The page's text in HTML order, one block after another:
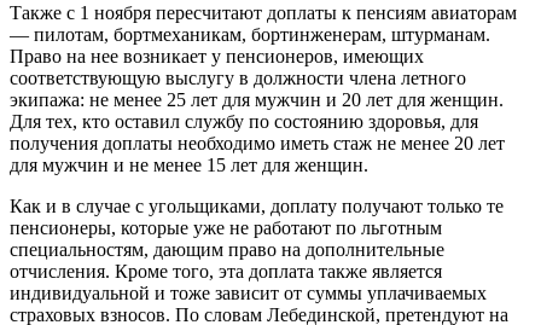
Также с 1 ноября пересчитают доплаты к пенсиям авиаторам
— пилотам, бортмеханикам, бортинженерам, штурманам.
Право на нее возникает у пенсионеров, имеющих
соответствующую выслугу в должности члена летного
экипажа: не менее 25 лет для мужчин и 20 лет для женщин.
Для тех, кто оставил службу по состоянию здоровья, для
получения доплаты необходимо иметь стаж не менее 20 лет
для мужчин и не менее 15 лет для женщин.
Как и в случае с угольщиками, доплату получают только те
пенсионеры, которые уже не работают по льготным
специальностям, дающим право на дополнительные
отчисления. Кроме того, эта доплата также является
индивидуальной и тоже зависит от суммы уплачиваемых
страховых взносов. По словам Лебединской, претендуют на